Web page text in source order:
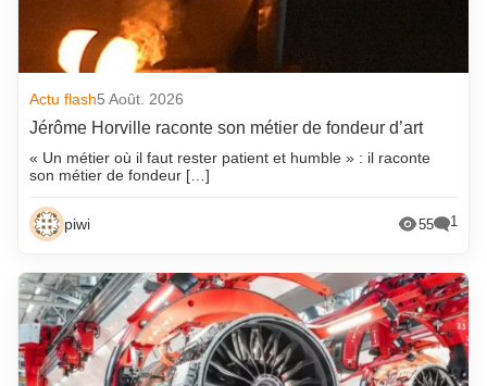
Actu flash5 Août. 2026
Jérôme Horville raconte son métier de fondeur d’art
« Un métier où il faut rester patient et humble » : il raconte
son métier de fondeur […]
piwi 55 1